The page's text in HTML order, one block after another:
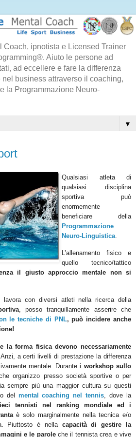
Coach, ipnotista e Licensed Trainer
Aiuto le persone ad
ad eccellere e fare la differenza
business attraverso il coaching,
la Programmazione Neuro-
▼
Qualsiasi atleta di
qualsiasi disciplina
sportiva può
enormemente
beneficiare della
Programmazione
Neuro-Linguistica
L’allenamento fisico e
quello tecnico/tattico
il giusto approccio mentale non si
con diversi atleti nella ricerca della
, posso tranquillamente asserire che
le tecniche di PNL, può incidere anche
la forma fisica devono necessariamente
Anzi, a certi livelli di prestazione la differenza
mentale. Durante i workshop sullo
organizzo presso società sportive o per
sempre più una maggior cultura su questi
del mental coaching nel tennis, dove la
tennisti nel ranking mondiale ed i
è solo marginalmente nella tecnica e/o
Piuttosto è nella capacità di gestire
la
e le paroleche il tennista crea e vive